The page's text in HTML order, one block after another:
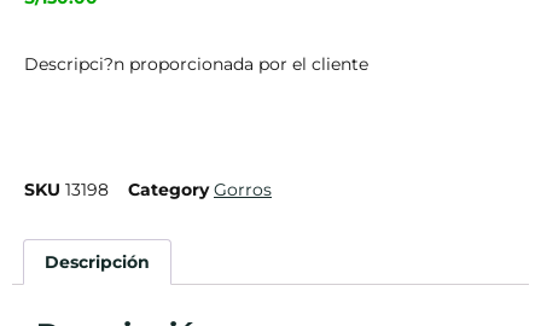
Descripci?n proporcionada por el cliente
SKU 13198 Category Gorros
Descripción